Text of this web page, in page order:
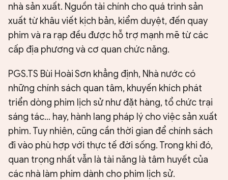
nhà sản xuất. Nguồn tài chính cho quá trình sản
xuất từ khâu viết kịch bản, kiểm duyệt, đến quay
phim và ra rạp đều được hỗ trợ mạnh mẽ từ các
cấp địa phương và cơ quan chức năng.
PGS.TS Bùi Hoài Sơn khẳng định, Nhà nước có
những chính sách quan tâm, khuyến khích phát
triển dòng phim lịch sử như đặt hàng, tổ chức trại
sáng tác... hay, hành lang pháp lý cho việc sản xuất
phim. Tuy nhiên, cũng cần thời gian để chính sách
đi vào phù hợp với thực tế đời sống. Trong khi đó,
quan trọng nhất vẫn là tài năng là tâm huyết của
các nhà làm phim dành cho phim lịch sử.